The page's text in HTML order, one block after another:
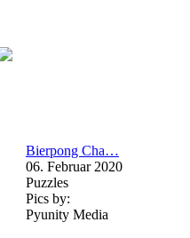
Bierpong Cha…
06. Februar 2020
Puzzles
Pics by:
Pyunity Media